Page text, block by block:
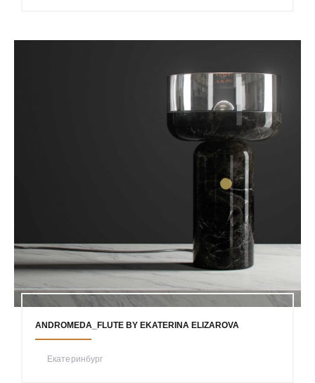
ANDROMEDA_FLUTE BY EKATERINA ELIZAROVA
Екатеринбург